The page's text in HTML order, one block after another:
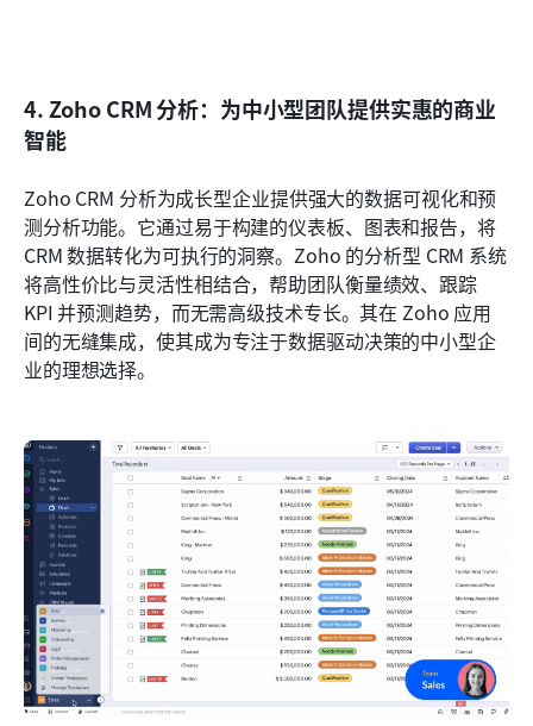
4. Zoho CRM 分析：为中小型团队提供实惠的商业
智能
Zoho CRM 分析为成长型企业提供强大的数据可视化和预
测分析功能。它通过易于构建的仪表板、图表和报告，将
CRM 数据转化为可执行的洞察。Zoho 的分析型 CRM 系统
将高性价比与灵活性相结合，帮助团队衡量绩效、跟踪
KPI 并预测趋势，而无需高级技术专长。其在 Zoho 应用
间的无缝集成，使其成为专注于数据驱动决策的中小型企
业的理想选择。